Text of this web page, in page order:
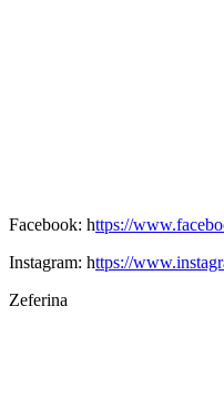
Facebook: https://
Instagram: https://
Zeferina